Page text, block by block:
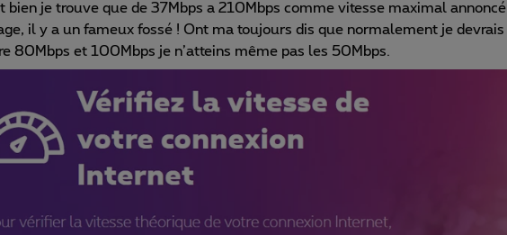
bien je trouve que de 37Mbps a 210Mbps comme vitesse maximal annoncé
il y a un fameux fossé ! Ont ma toujours dis que normalement je devrais
80Mbps et 100Mbps je n’atteins même pas les 50Mbps.